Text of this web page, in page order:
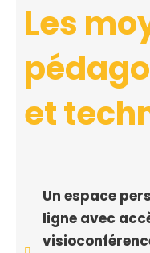
Les
et
Un espace
ligne avec